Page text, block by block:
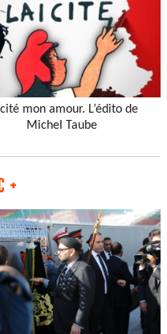
mon amour. L’édito de
Michel Taube
+